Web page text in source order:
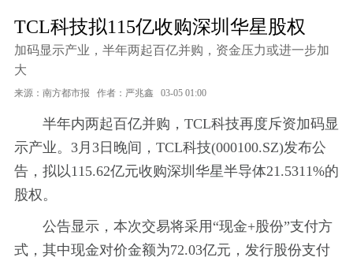
TCL科技拟115亿收购深圳华星股权
加码显示产业，半年两起百亿并购，资金压力或进一步加
大
来源：南方都市报 作者：严兆鑫 03-05 01:00
半年内两起百亿并购，TCL科技再度斥资加码显
示产业。3月3日晚间，TCL科技(000100.SZ)发布公
告，拟以115.62亿元收购深圳华星半导体21.5311%的
股权。
公告显示，本次交易将采用“现金+股份”支付方
式，其中现金对价金额为72.03亿元，发行股份支付